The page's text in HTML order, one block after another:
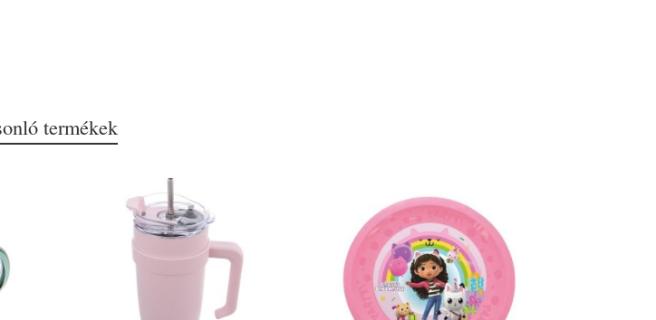
termékek